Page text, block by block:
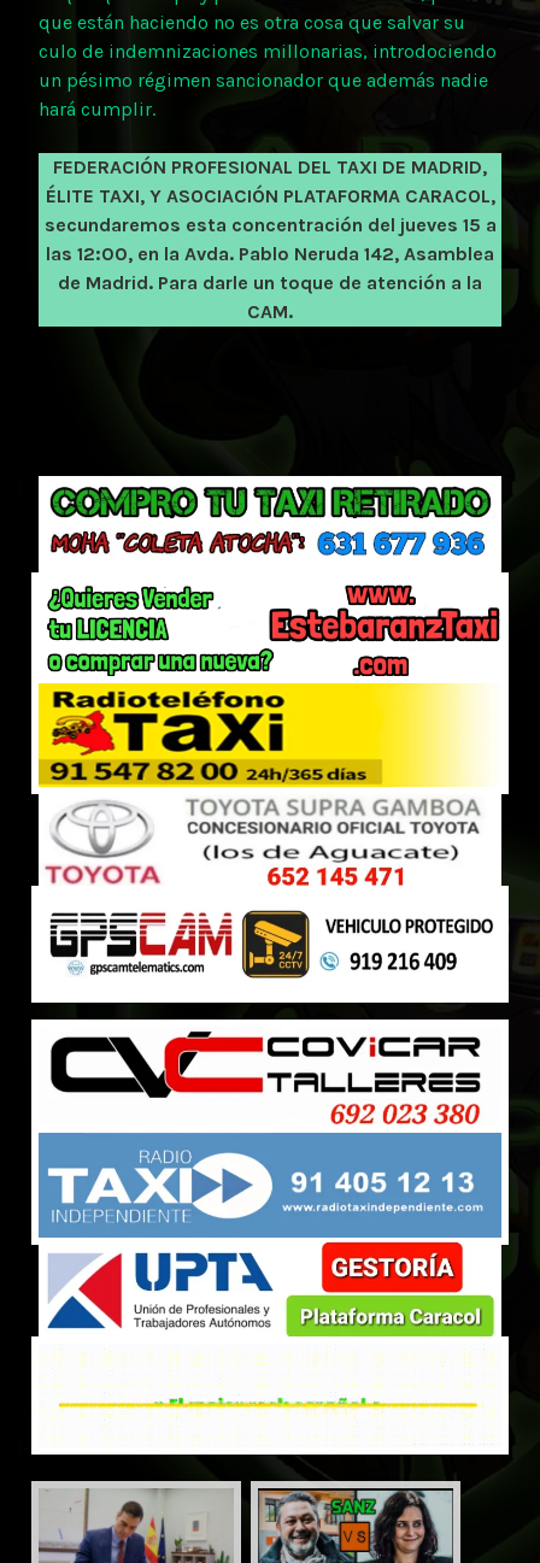
que están haciendo no es otra cosa que salvar su
culo de indemnizaciones millonarias, introdociendo
un pésimo régimen sancionador que además nadie
hará cumplir.
FEDERACIÓN PROFESIONAL DEL TAXI DE MADRID,
ÉLITE TAXI, Y ASOCIACIÓN PLATAFORMA CARACOL,
secundaremos esta concentración del jueves 15 a
las 12:00, en la Avda. Pablo Neruda 142, Asamblea
de Madrid. Para darle un toque de atención a la
CAM.